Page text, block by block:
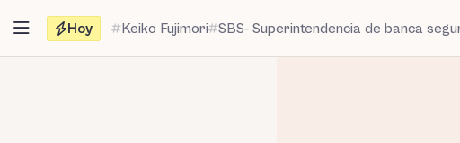
contenido
Hoy Keiko Fujimori SBS- Superintendencia de banca